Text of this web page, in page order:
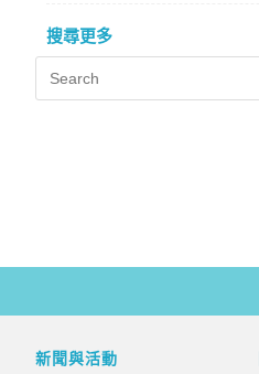
搜尋更多
新聞與活動